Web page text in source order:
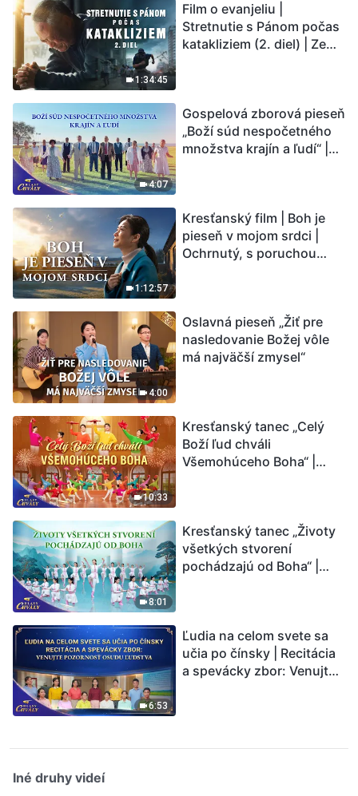
1:34:45
Film o evanjeliu |
Stretnutie s Pánom počas
katakliziem (2. diel) | Zem
Ľudstvu sa začína
odpočítavať čas. Našli ste
spôsob, ako prežiť?
4:07
Gospelová zborová pieseň
„Boží súd nespočetného
množstva krajín a ľudí“ |
1:12:57
Kresťanský film | Boh je
pieseň v mojom srdci |
Ochrnutý, s poruchou
4:00
Oslavná pieseň „Žiť pre
nasledovanie Božej vôle
má najväčší zmysel“
10:33
Kresťanský tanec „Celý
Boží ľud chváli
Všemohúceho Boha“ |
8:01
Kresťanský tanec „Životy
všetkých stvorení
pochádzajú od Boha“ |
6:53
Ľudia na celom svete sa
učia po čínsky | Recitácia
a spevácky zbor: Venujte
Iné druhy videí